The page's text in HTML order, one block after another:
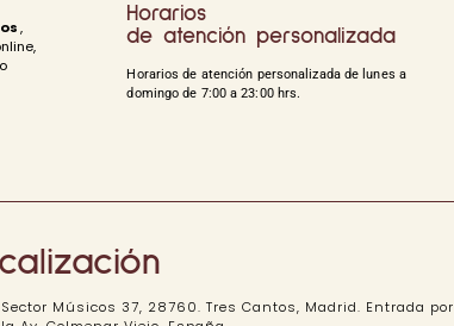
,
Horarios
de atención personalizada
Horarios de atención personalizada de lunes a
domingo de 7:00 a 23:00 hrs.
Sector Músicos 37, 28760. Tres Cantos, Madrid. Entrada por